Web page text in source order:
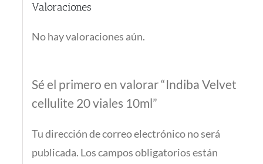
Valoraciones
No hay valoraciones aún.
Sé el primero en valorar “Indiba Velvet
cellulite 20 viales 10ml”
Tu dirección de correo electrónico no será
publicada. Los campos obligatorios están